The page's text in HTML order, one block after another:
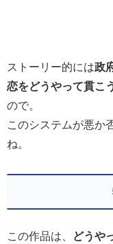
ストーリー的には政
恋をどうやって貫こ
ので。
このシステムが悪か
ね。
この作品は、 どうや